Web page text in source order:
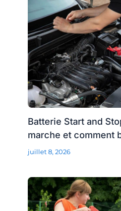
Batterie Start and
marche et comment
juillet 8, 2026